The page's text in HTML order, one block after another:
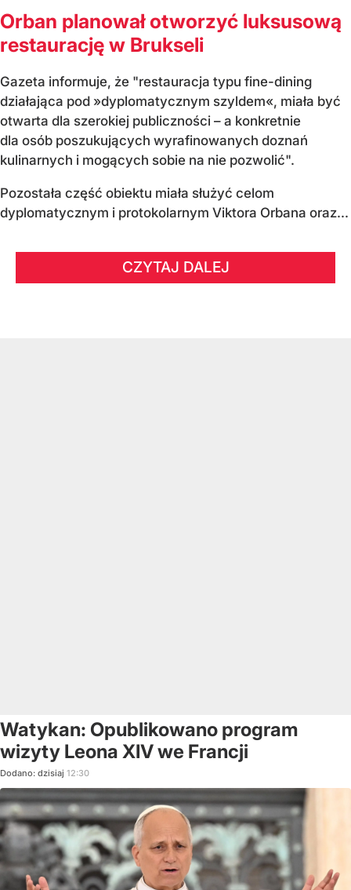
Orban planował otworzyć luksusową
restaurację w Brukseli
Gazeta informuje, że "restauracja typu fine-dining
działająca pod »dyplomatycznym szyldem«, miała być
otwarta dla szerokiej publiczności – a konkretnie
dla osób poszukujących wyrafinowanych doznań
kulinarnych i mogących sobie na nie pozwolić".
Pozostała część obiektu miała służyć celom
dyplomatycznym i protokolarnym Viktora Orbana oraz...
CZYTAJ DALEJ
Watykan: Opublikowano program
wizyty Leona XIV we Francji
Dodano: dzisiaj 12:30